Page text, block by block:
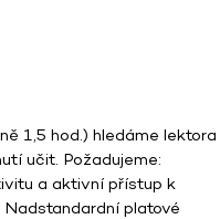
1,5 hod.) hledáme lektora
učit. Požadujeme:
a aktivní přístup k
platové